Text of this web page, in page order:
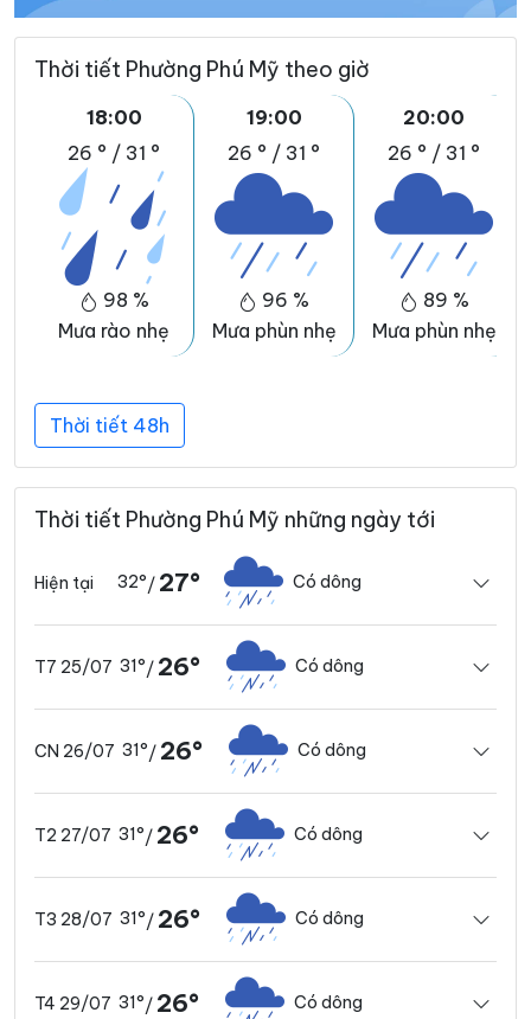
Thời tiết Phường Phú Mỹ theo giờ
18:00
26 ° / 31 °
98 %
Mưa rào nhẹ
19:00
26 ° / 31 °
96 %
Mưa phùn nhẹ
20:00
26 ° / 31 °
89 %
Mưa phùn nhẹ
Thời tiết 48h
Thời tiết Phường Phú Mỹ những ngày tới
Hiện tại 32°/ 27° Có dông
T7 25/07 31°/ 26° Có dông
CN 26/07 31°/ 26° Có dông
T2 27/07 31°/ 26° Có dông
T3 28/07 31°/ 26° Có dông
T4 29/07 31°/ 26° Có dông